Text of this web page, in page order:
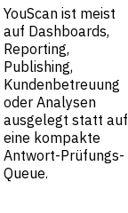
YouScan ist meist
auf Dashboards,
Reporting,
Publishing,
Kundenbetreuung
oder Analysen
ausgelegt statt auf
eine kompakte
Antwort-Prüfungs-
Queue.